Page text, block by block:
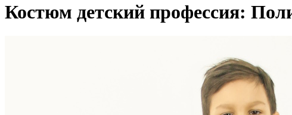
Костюм детский профессия: